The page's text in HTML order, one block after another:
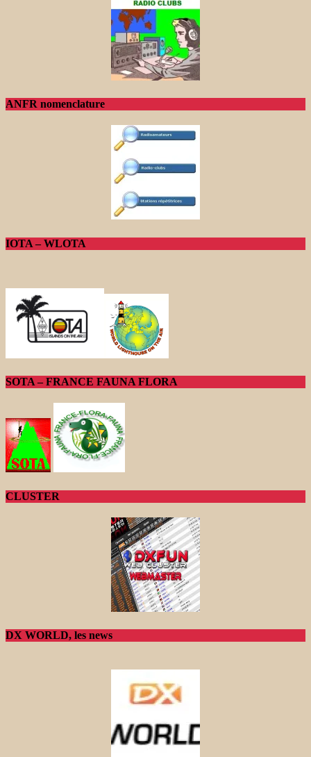
ANFR nomenclature
IOTA – WLOTA
SOTA – FRANCE FAUNA FLORA
CLUSTER
DX WORLD, les news